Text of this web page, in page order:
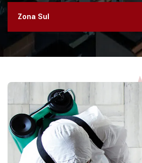
Zona Sul